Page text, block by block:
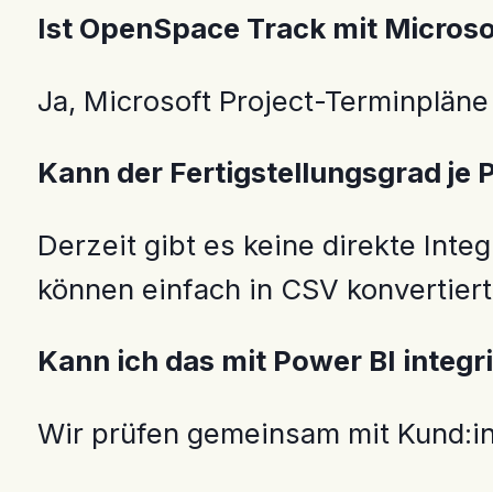
Ist OpenSpace Track mit
Ja, Microsoft Project-
Kann der Fertigstellungsgrad je
Derzeit gibt es keine direkte
können einfach in CSV
Kann ich das mit Power BI
Wir prüfen gemeinsam mit